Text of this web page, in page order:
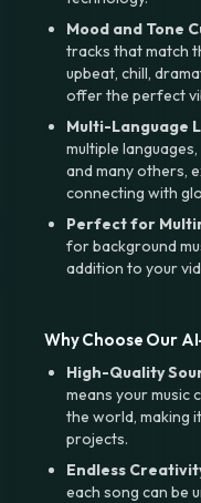
Mood and Tone
tracks that match
upbeat, chill,
offer the perfect
Multi-Language
multiple
and many others,
connecting with
Perfect for
for background
addition to your
Why Choose Our
High-Quality
means your music
the world, making
projects.
Endless
each song can be